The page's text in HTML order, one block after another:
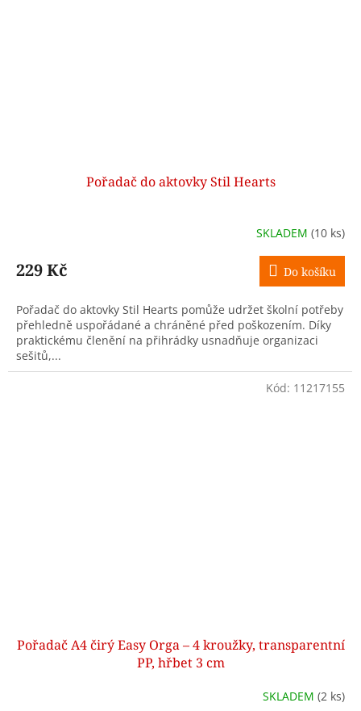
Pořadač do aktovky Stil Hearts
SKLADEM (10 ks)
229 Kč Do košíku
Pořadač do aktovky Stil Hearts pomůže udržet školní potřeby
přehledně uspořádané a chráněné před poškozením. Díky
praktickému členění na přihrádky usnadňuje organizaci
sešitů,...
Pořadač A4 čirý Easy Orga – 4 kroužky, transparentní
PP, hřbet 3 cm
SKLADEM (2 ks)
Kód: 11217155